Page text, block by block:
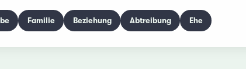
Familie Beziehung Abtreibung Ehe